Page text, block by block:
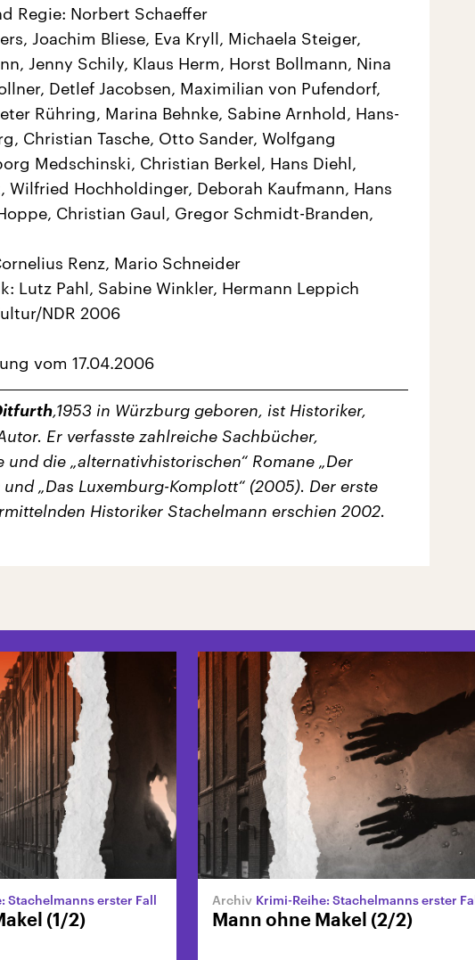
Regie: Norbert Schaeffer
Joachim Bliese, Eva Kryll, Michaela Steiger,
Jenny Schily, Klaus Herm, Horst Bollmann, Nina
Detlef Jacobsen, Maximilian von Pufendorf,
Rühring, Marina Behnke, Sabine Arnhold, Hans-
Christian Tasche, Otto Sander, Wolfgang
Medschinski, Christian Berkel, Hans Diehl,
Wilfried Hochholdinger, Deborah Kaufmann, Hans
Christian Gaul, Gregor Schmidt-Branden,
Renz, Mario Schneider
Lutz Pahl, Sabine Winkler, Hermann Leppich
NDR 2006
vom 17.04.2006
,1953 in Würzburg geboren, ist Historiker,
Er verfasste zahlreiche Sachbücher,
und die „alternativhistorischen“ Romane „Der
„Das Luxemburg-Komplott“ (2005). Der erste
Historiker Stachelmann erschien 2002.
Stachelmanns erster Fall
(1/2)
Krimi-Reihe: Stachelmanns erster Fall
Mann ohne Makel (2/2)